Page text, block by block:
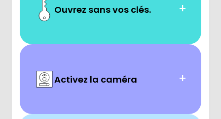
+
Ouvrez sans vos clés.
+
Activez la caméra